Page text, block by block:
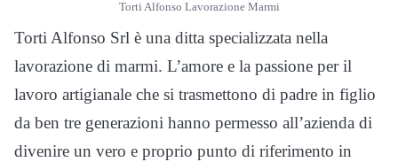
Torti Alfonso Lavorazione Marmi
Torti Alfonso Srl è una ditta specializzata nella
lavorazione di marmi. L’amore e la passione per il
lavoro artigianale che si trasmettono di padre in figlio
da ben tre generazioni hanno permesso all’azienda di
divenire un vero e proprio punto di riferimento in